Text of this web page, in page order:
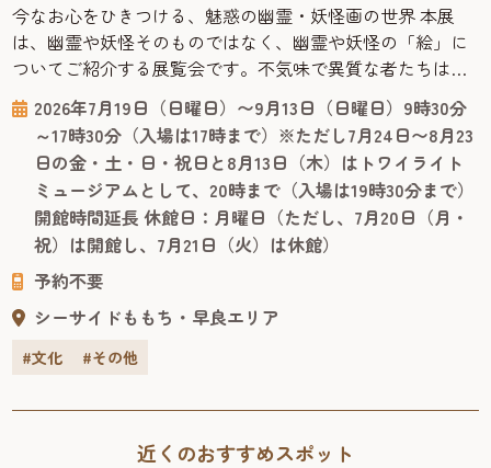
今なお心をひきつける、魅惑の幽霊・妖怪画の世界 本展
は、幽霊や妖怪そのものではなく、幽霊や妖怪の「絵」に
ついてご紹介する展覧会です。不気味で異質な者たちは、
なぜ描かれ、飾られ、大切にされてきたのでしょうか。絵
にも表具にも趣向が凝らされた珠玉の化物絵はもちろんの
こと、これらを描いた／みた／コレクションした人々の姿
にも、人間くさい魅力が詰まっています。 福岡市博物館に
は日本有数の幽霊・妖怪画コレ...
2026年7月19日（日曜日）〜9月13日（日曜日）9時30分
～17時30分（入場は17時まで）※ただし7月24日〜8月23
日の金・土・日・祝日と8月13日（木）はトワイライト
ミュージアムとして、20時まで（入場は19時30分まで）
開館時間延長 休館日：月曜日（ただし、7月20日（月・
祝）は開館し、7月21日（火）は休館）
予約不要
シーサイドももち・早良エリア
#文化 #その他
近くのおすすめスポット